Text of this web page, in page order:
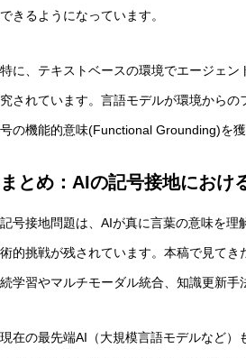
できるようになっています。
特に、テキストベースの環境でエージェ
究されています。言語モデルが環境から
号の機能的意味(Functional Grounding)を
まとめ：AIの記号接地におけ
記号接地問題は、AIが真に言葉の意味を
術的挑戦が残されています。本稿で見て
続学習やマルチモーダル統合、知識更新
現在の最先端AI（大規模言語モデルなど